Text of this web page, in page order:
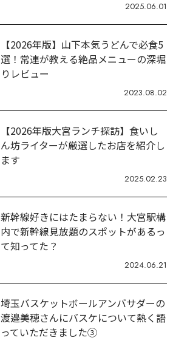
2025.06.01
【2026年版】山下本気うどんで必食5
選！常連が教える絶品メニューの深堀
りレビュー
2023.08.02
【2026年版大宮ランチ探訪】食いし
ん坊ライターが厳選したお店を紹介し
ます
2025.02.23
新幹線好きにはたまらない！大宮駅構
内で新幹線見放題のスポットがあるっ
て知ってた？
2024.06.21
埼玉バスケットボールアンバサダーの
渡邉美穂さんにバスケについて熱く語
っていただきました③